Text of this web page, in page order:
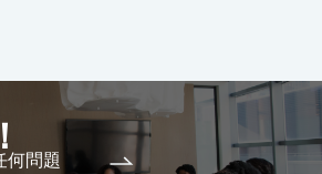
何問題